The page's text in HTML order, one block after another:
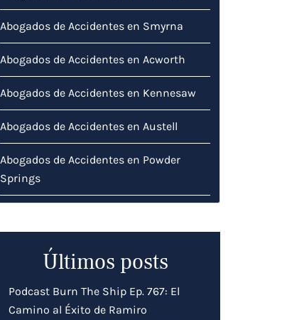
Abogados de Accidentes en Smyrna
Abogados de Accidentes en Acworth
Abogados de Accidentes en Kennesaw
Abogados de Accidentes en Austell
Abogados de Accidentes en Powder
Springs
Últimos posts
Podcast Burn The Ship Ep. 767: El
Camino al Éxito de Ramiro